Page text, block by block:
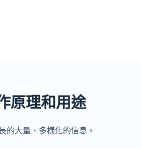
原理和用途
的大量、多樣化的信息。